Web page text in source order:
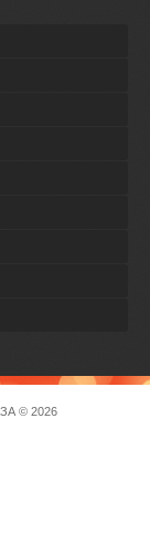
© 2026